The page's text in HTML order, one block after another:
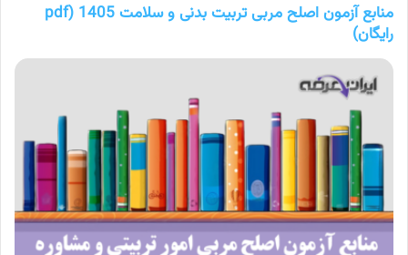
منابع آزمون اصلح مربی تربیت بدنی و سلامت 1405 (pdf
رایگان)